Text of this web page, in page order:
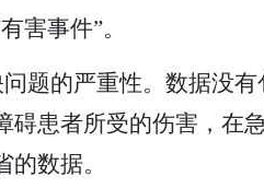
害事件”。
题的严重性。数据没有
碍患者所受的伤害，在
数据。